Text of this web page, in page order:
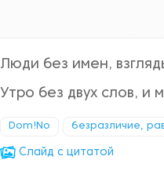
Люди без имен,
Утро без двух слов, и
Dom!No безразличие,
Cлайд с цитатой